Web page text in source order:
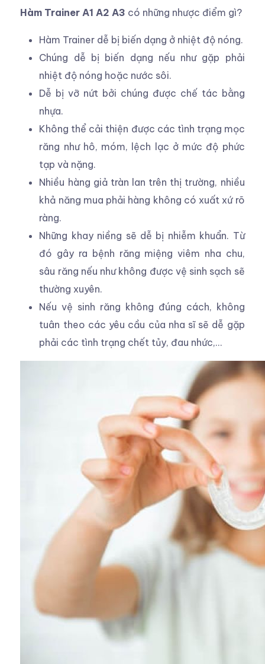
Hàm Trainer A1 A2 A3 có những nhược điểm gì?
Hàm Trainer dễ bị biến dạng ở nhiệt độ nóng.
Chúng dễ bị biến dạng nếu như gặp phải
nhiệt độ nóng hoặc nước sôi.
Dễ bị vỡ nứt bởi chúng được chế tác bằng
nhựa.
Không thể cải thiện được các tình trạng mọc
răng như hô, móm, lệch lạc ở mức độ phức
tạp và nặng.
Nhiều hàng giả tràn lan trên thị trường, nhiều
khả năng mua phải hàng không có xuất xứ rõ
ràng.
Những khay niềng sẽ dễ bị nhiễm khuẩn. Từ
đó gây ra bệnh răng miệng viêm nha chu,
sâu răng nếu như không được vệ sinh sạch sẽ
thường xuyên.
Nếu vệ sinh răng không đúng cách, không
tuân theo các yêu cầu của nha sĩ sẽ dễ gặp
phải các tình trạng chết tủy, đau nhức,…